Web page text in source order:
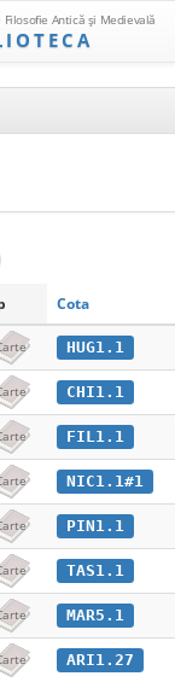
Filosofie Antică şi Medievală
Cota
HUG1.1
CHI1.1
FIL1.1
NIC1.1#1
PIN1.1
TAS1.1
MAR5.1
ARI1.27